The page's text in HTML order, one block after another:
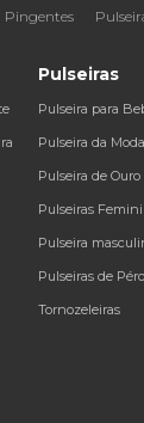
Pingentes
Pulseiras
Pulseira para
Pulseira da Moda
Pulseira de Ouro
Pulseiras
Pulseira
Pulseiras de
Tornozeleiras